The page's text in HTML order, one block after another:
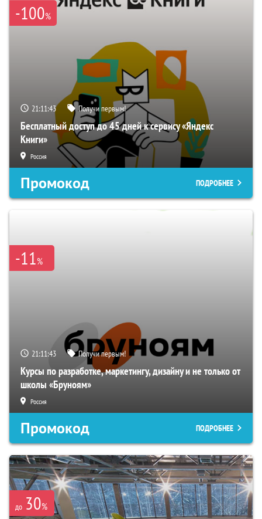
-100%
21:11:42 Получи первым!
Бесплатный доступ до 45 дней к сервису «Яндекс
Книги»
Россия
Промокод ПОДРОБНЕЕ
-11%
21:11:42 Получи первым!
Курсы по разработке, маркетингу, дизайну и не только от
школы «Бруноям»
Россия
Промокод ПОДРОБНЕЕ
до 30%